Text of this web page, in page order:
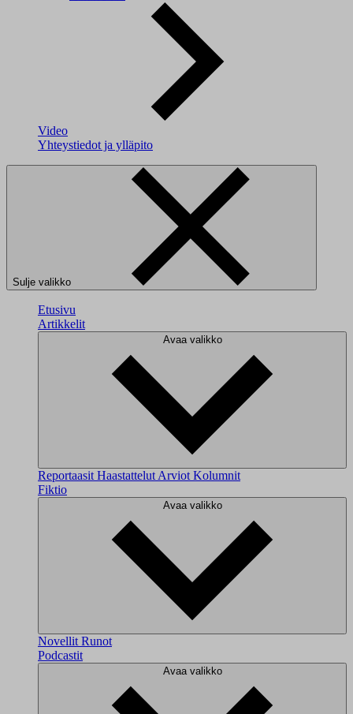
Video
Yhteystiedot ja ylläpito
Sulje valikko
Etusivu
Artikkelit
Avaa valikko
Reportaasit Haastattelut Arviot Kolumnit
Fiktio
Avaa valikko
Novellit Runot
Podcastit
Avaa valikko